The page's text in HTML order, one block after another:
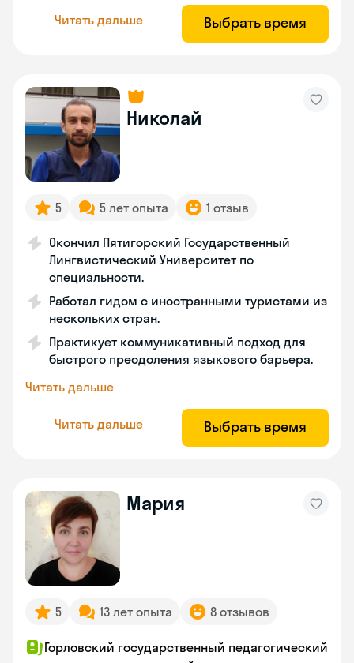
Читать дальше Выбрать время
Николай
5 5 лет опыта 1 отзыв
Окончил Пятигорский Государственный
Лингвистический Университет по
специальности.
Работал гидом с иностранными туристами из
нескольких стран.
Практикует коммуникативный подход для
быстрого преодоления языкового барьера.
Читать дальше
Читать дальше Выбрать время
Мария
5 13 лет опыта 8 отзывов
Горловский государственный педагогический